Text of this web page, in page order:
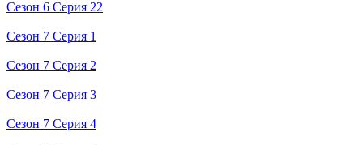
Сезон 6 Серия 22
Сезон 7 Серия 1
Сезон 7 Серия 2
Сезон 7 Серия 3
Сезон 7 Серия 4